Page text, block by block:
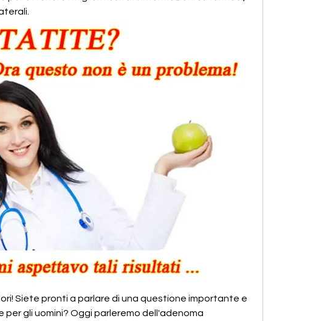
Siete pronti a parlare di una questione importante e
gli uomini? Oggi parleremo dell'adenoma